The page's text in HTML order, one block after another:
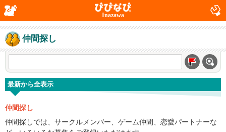
Inazawa
仲間探し
最新から全表示
仲間探し
仲間探しでは、サークルメンバー、ゲーム仲間、恋愛パートナーな